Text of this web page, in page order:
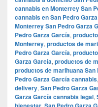
cannabis en Monterrey San
cannabis en San Pedro
Monterrey San Pedro Garza
Pedro Garza García,
Monterrey, productos de
Pedro Garza García,
Garza García, productos de
productos de marihuana
Pedro Garza García cannabis,
delivery, San Pedro Garza
Garza García cannabis legal,
,